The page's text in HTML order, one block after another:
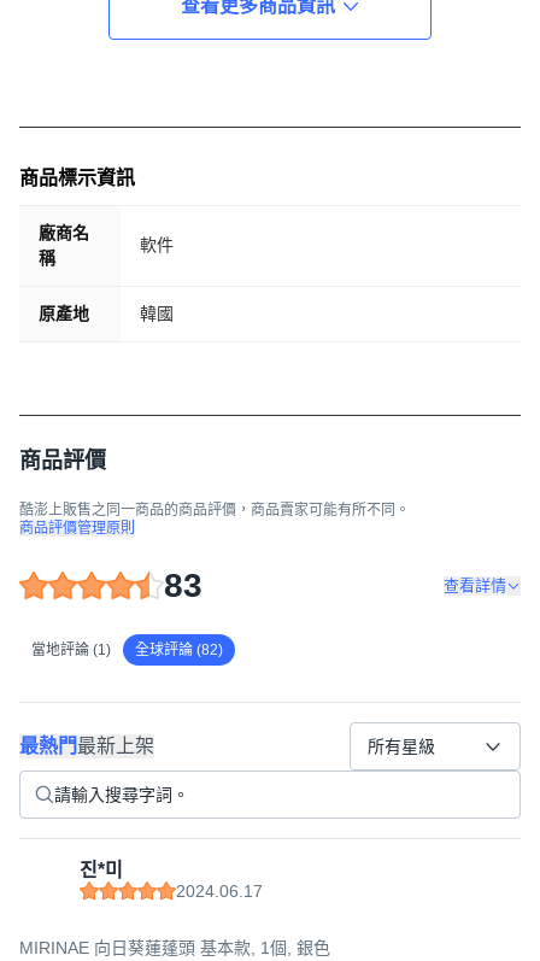
查看更多商品資訊
商品標示資訊
廠商名
稱
軟件
原產地 韓國
商品評價
酷澎上販售之同一商品的商品評價，商品賣家可能有所不同。
商品評價管理原則
83 查看詳情
當地評論 (1) 全球評論 (82)
最熱門最新上架 所有星級
진*미
2024.06.17
MIRINAE 向日葵蓮蓬頭 基本款, 1個, 銀色